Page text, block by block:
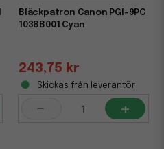
Bläckpatron Canon PGI-9PC
1038B001 Cyan
243,75 kr
Skickas från leverantör
- +